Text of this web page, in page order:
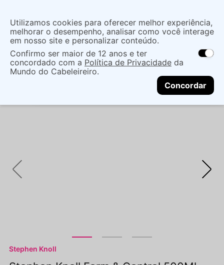
localização
As ofertas e opções de entrega variam de
acordo com a região.Não sei meu CEP
CONTINUAR
O que você procura?
Cabelo Marcas De Salão
Shampoo
STEPHEN KNOLL FORM & CONTROL 500ML
Stephen Knoll
Utilizamos cookies para oferecer melhor experiência,
melhorar o desempenho, analisar como você interage
em nosso site e personalizar conteúdo.
Confirmo ser maior de 12 anos e ter
concordado com a Política de Privacidade da
Mundo do Cabeleireiro.
Concordar